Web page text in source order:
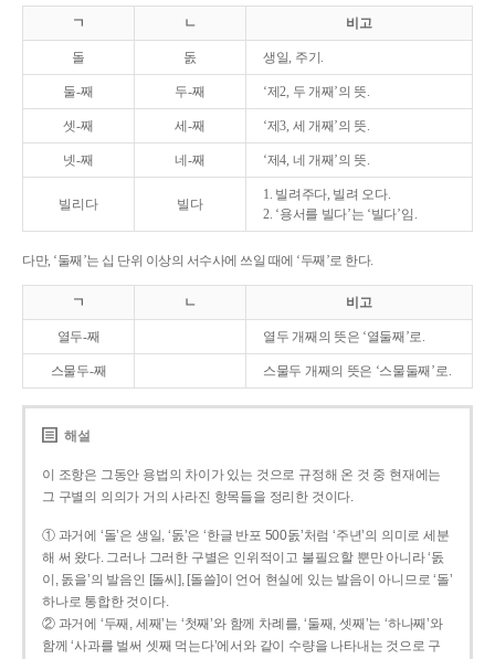
ㄱ ㄴ 비고
돌 돐 생일, 주기.
둘-째 두-째 ‘제2, 두 개째’의 뜻.
셋-째 세-째 ‘제3, 세 개째’의 뜻.
넷-째 네-째 ‘제4, 네 개째’의 뜻.
빌리다 빌다
1. 빌려주다, 빌려 오다.
2. ‘용서를 빌다’는 ‘빌다’임.
다만, ‘둘째’는 십 단위 이상의 서수사에 쓰일 때에 ‘두째’로 한다.
ㄱ ㄴ 비고
열두-째 열두 개째의 뜻은 ‘열둘째’로.
스물두-째 스물두 개째의 뜻은 ‘스물둘째’로.
해설
이 조항은 그동안 용법의 차이가 있는 것으로 규정해 온 것 중 현재에는
그 구별의 의의가 거의 사라진 항목들을 정리한 것이다.
① 과거에 ‘돌’은 생일, ‘돐’은 ‘한글 반포 500돐’처럼 ‘주년’의 의미로 세분
해 써 왔다. 그러나 그러한 구별은 인위적이고 불필요할 뿐만 아니라 ‘돐
이, 돐을’의 발음인 [돌씨], [돌쓸]이 언어 현실에 있는 발음이 아니므로 ‘돌’
하나로 통합한 것이다.
② 과거에 ‘두째, 세째’는 ‘첫째’와 함께 차례를, ‘둘째, 셋째’는 ‘하나째’와
함께 ‘사과를 벌써 셋째 먹는다’에서와 같이 수량을 나타내는 것으로 구